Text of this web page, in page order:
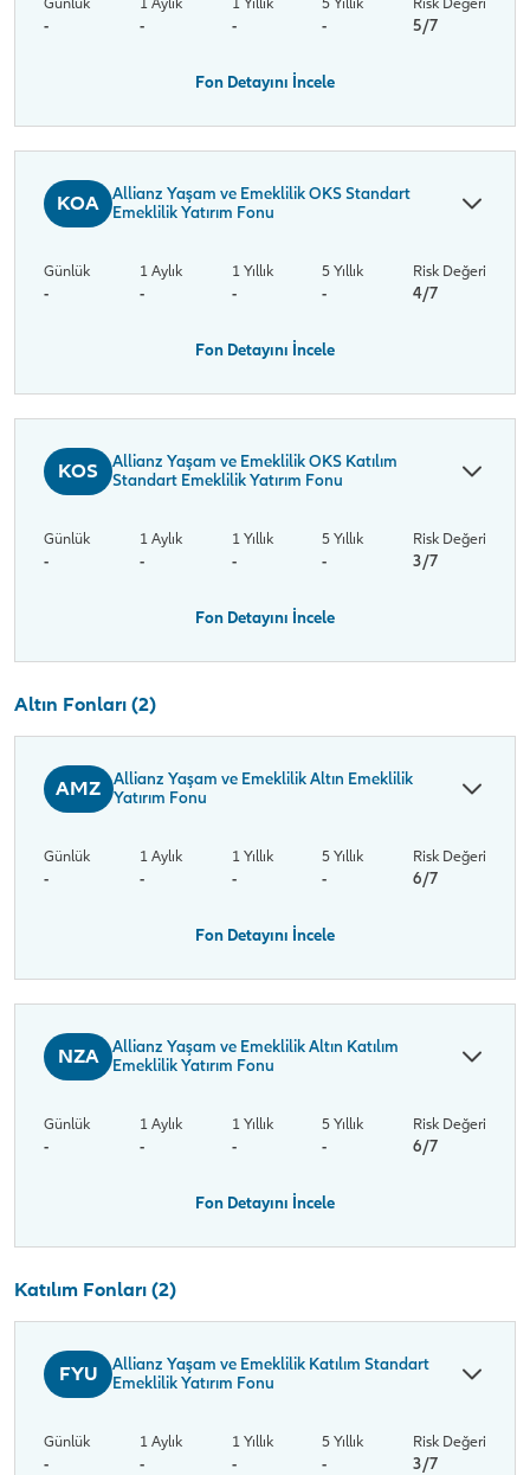
- - - - 5/7
Fon Detayını İncele
KOA
Allianz Yaşam ve Emeklilik OKS Standart
Emeklilik Yatırım Fonu
Günlük
-
1 Aylık
-
1 Yıllık
-
5 Yıllık
-
Risk Değeri
4/7
Fon Detayını İncele
KOS
Allianz Yaşam ve Emeklilik OKS Katılım
Standart Emeklilik Yatırım Fonu
Günlük
-
1 Aylık
-
1 Yıllık
-
5 Yıllık
-
Risk Değeri
3/7
Fon Detayını İncele
Altın Fonları (2)
AMZ
Allianz Yaşam ve Emeklilik Altın Emeklilik
Yatırım Fonu
Günlük
-
1 Aylık
-
1 Yıllık
-
5 Yıllık
-
Risk Değeri
6/7
Fon Detayını İncele
NZA
Allianz Yaşam ve Emeklilik Altın Katılım
Emeklilik Yatırım Fonu
Günlük
-
1 Aylık
-
1 Yıllık
-
5 Yıllık
-
Risk Değeri
6/7
Fon Detayını İncele
Katılım Fonları (2)
FYU
Allianz Yaşam ve Emeklilik Katılım Standart
Emeklilik Yatırım Fonu
Günlük
-
1 Aylık
-
1 Yıllık
-
5 Yıllık
-
Risk Değeri
3/7